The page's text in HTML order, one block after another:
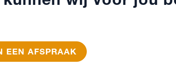
EEN AFSPRAAK